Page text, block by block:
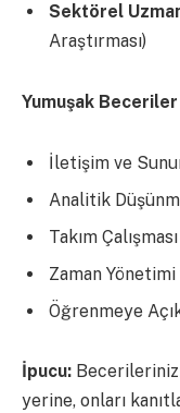
Sektörel
Araştırması)
Yumuşak
İletişim ve
Analitik
Takım
Zaman
Öğrenmeye
İpucu:
yerine, onları